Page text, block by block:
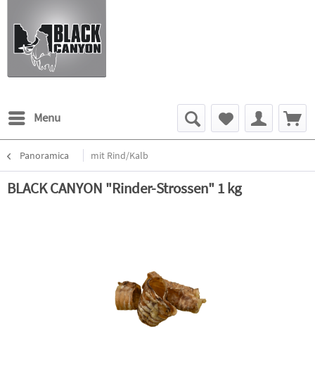
Menu
Panoramica mit Rind/Kalb
BLACK CANYON "Rinder-Strossen" 1 kg